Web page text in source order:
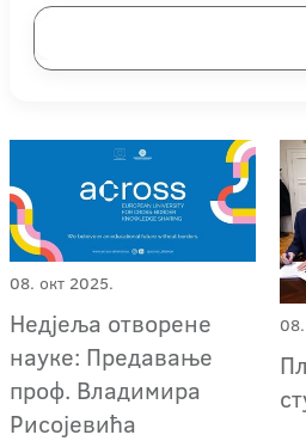
08. окт 2025.
Недјеља отворене
науке: Предавање
проф. Владимира
Рисојевића